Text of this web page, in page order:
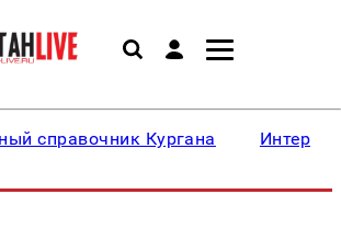
справочник Кургана